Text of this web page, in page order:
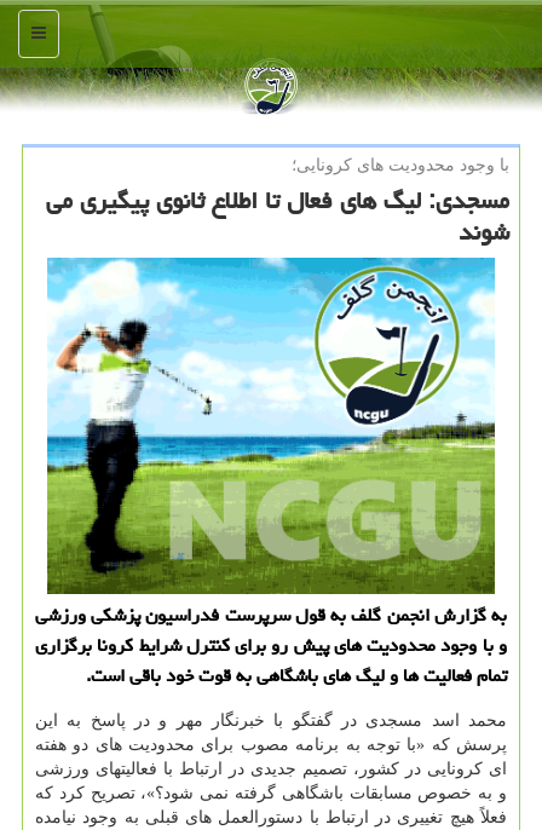
منو
با وجود محدودیت های كرونایی؛
مسجدی: لیگ های فعال تا اطلاع ثانوی پیگیری می
شوند
به گزارش انجمن گلف به قول سرپرست فدراسیون پزشكی ورزشی
و با وجود محدودیت های پیش رو برای كنترل شرایط كرونا برگزاری
تمام فعالیت ها و لیگ های باشگاهی به قوت خود باقی است.
محمد اسد مسجدی در گفتگو با خبرنگار مهر و در پاسخ به این
پرسش که «با توجه به برنامه مصوب برای محدودیت های دو هفته
ای کرونایی در کشور، تصمیم جدیدی در ارتباط با فعالیتهای ورزشی
و به خصوص مسابقات باشگاهی گرفته نمی شود؟»، تصریح کرد که
فعلاً هیچ تغییری در ارتباط با دستورالعمل های قبلی به وجود نیامده